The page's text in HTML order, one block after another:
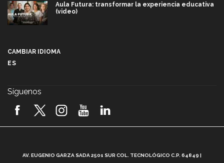
Aula Futura: transformar la experiencia educativa
(video)
2026! (video)
CAMBIAR IDIOMA
ES
Síguenos
AV. EUGENIO GARZA SADA 2501 SUR COL. TECNOLÓGICO C.P. 64849 |